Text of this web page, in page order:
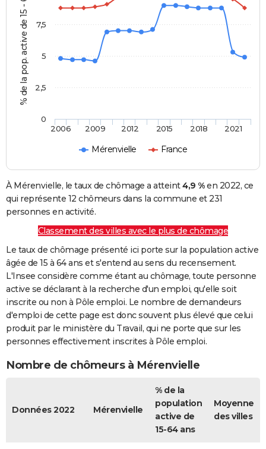
% de la pop. active de 15 - 64 ans
Mérenvielle France
2006 2009 2012 2015 2018 2021
0
2,5
5
7,5
À Mérenvielle, le taux de chômage a atteint4,9 %en 2022, ce
qui représente 12 chômeurs dans la commune et 231
personnes en activité.
Classement des villes avec le plus de chômage
Le taux de chômage présenté ici porte sur la population active
âgée de 15 à 64 ans et s'entend au sens du recensement.
L'Insee considère comme étant au chômage, toute personne
active se déclarant à la recherche d'un emploi, qu'elle soit
inscrite ou non à Pôle emploi. Le nombre de demandeurs
d'emploi de cette page est donc souvent plus élevé que celui
produit par le ministère du Travail, qui ne porte que sur les
personnes effectivement inscrites à Pôle emploi.
Nombre de chômeurs à Mérenvielle
Données 2022 Mérenvielle
% de la
population
active de
15-64 ans
Moyenne
des villes